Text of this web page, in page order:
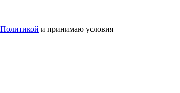
Политикой и принимаю условия